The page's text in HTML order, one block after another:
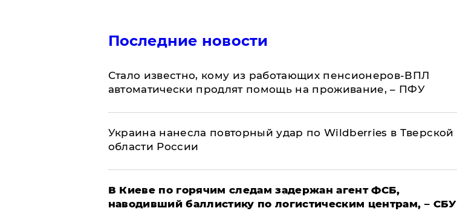
Последние новости
Стало известно, кому из работающих пенсионеров-ВПЛ
автоматически продлят помощь на проживание, – ПФУ
Украина нанесла повторный удар по Wildberries в Тверской
области России
В Киеве по горячим следам задержан агент ФСБ,
наводивший баллистику по логистическим центрам, – СБУ